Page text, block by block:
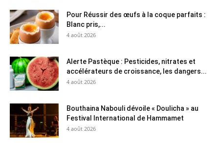
Pour Réussir des œufs à la coque parfaits :
Blanc pris,...
4 août 2026
Alerte Pastèque : Pesticides, nitrates et
accélérateurs de croissance, les dangers...
4 août 2026
Bouthaina Nabouli dévoile « Doulicha » au
Festival International de Hammamet
4 août 2026